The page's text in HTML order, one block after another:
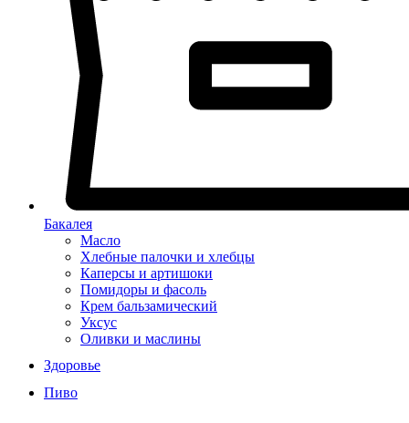
Бакалея
Масло
Хлебные палочки и хлебцы
Каперсы и артишоки
Помидоры и фасоль
Крем бальзамический
Уксус
Оливки и маслины
Здоровье
Пиво